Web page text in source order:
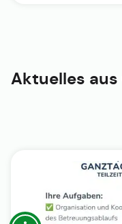
Aktuelles aus